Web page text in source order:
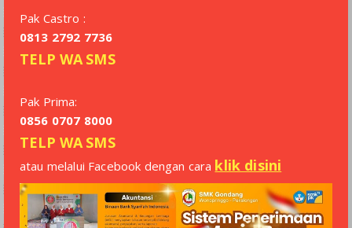
Pak Castro :
0813 2792 7736
TELP WA SMS
Pak Prima:
0856 0707 8000
TELP WA SMS
atau melalui Facebook dengan cara klik disini